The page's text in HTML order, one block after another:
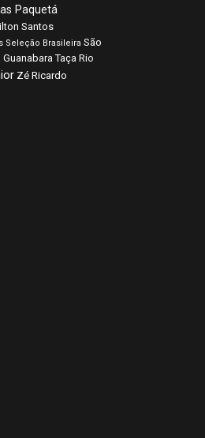
Paquetá
Santos
Seleção Brasileira São
GuanabaraTaça Rio
Zé Ricardo